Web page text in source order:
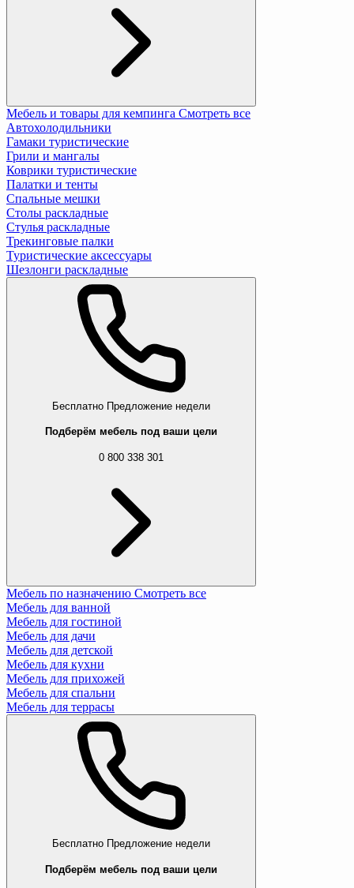
Мебель и товары для кемпинга Смотреть все
Автохолодильники
Гамаки туристические
Грили и мангалы
Коврики туристические
Палатки и тенты
Спальные мешки
Столы раскладные
Стулья раскладные
Трекинговые палки
Туристические аксессуары
Шезлонги раскладные
Бесплатно Предложение недели
Подберём мебель под ваши цели
0 800 338 301
Мебель по назначению Смотреть все
Мебель для ванной
Мебель для гостиной
Мебель для дачи
Мебель для детской
Мебель для кухни
Мебель для прихожей
Мебель для спальни
Мебель для террасы
Бесплатно Предложение недели
Подберём мебель под ваши цели